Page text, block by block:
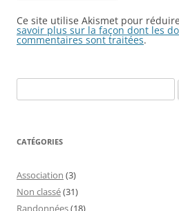
Ce site utilise Akismet pour
savoir plus sur la façon dont les
commentaires sont traitées.
CATÉGORIES
Association (3)
Non classé(31)
Randonnées(18)